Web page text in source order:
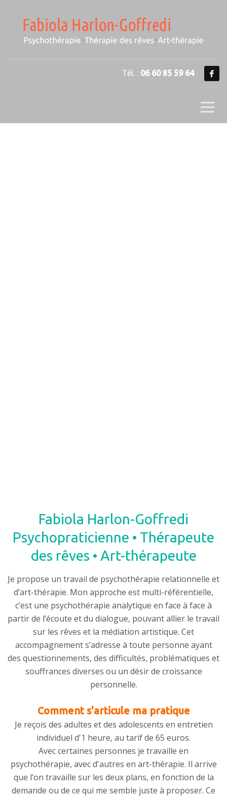
Tél. : 06 60 85 59 64
Fabiola Harlon-Goffredi
Psychopraticienne • Thérapeute
des rêves • Art-thérapeute
Je propose un travail de psychothérapie relationnelle et
d’art-thérapie. Mon approche est multi-référentielle,
c’est une psychothérapie analytique en face à face à
partir de l’écoute et du dialogue, pouvant allier le travail
sur les rêves et la médiation artistique. Cet
accompagnement s’adresse à toute personne ayant
des questionnements, des difficultés, problématiques et
souffrances diverses ou un désir de croissance
personnelle.
Comment s'articule ma pratique
Je reçois des adultes et des adolescents en entretien
individuel d'1 heure, au tarif de 65 euros.
Avec certaines personnes je travaille en
psychothérapie, avec d'autres en art-thérapie. Il arrive
que l’on travaille sur les deux plans, en fonction de la
demande ou de ce qui me semble juste à proposer. Ce